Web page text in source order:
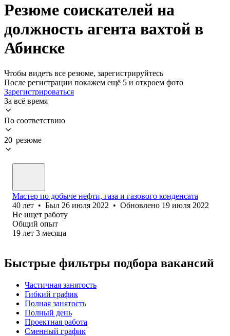
Резюме соискателей на
должность агента вахтой в
Абинске
Чтобы видеть все резюме, зарегистрируйтесь
После регистрации покажем ещё 5 и откроем фото
Зарегистрироваться
За всё время
По соответствию
20 резюме
Мастер по добыче нефти, газа и газового конденсата
40 лет • Был 26 июля 2022 • Обновлено 19 июля 2022
Не ищет работу
Общий опыт
19 лет 3 месяца
Быстрые фильтры подбора вакансий
Частичная занятость
Гибкий график
Полная занятость
Полный день
Проектная работа
Сменный график